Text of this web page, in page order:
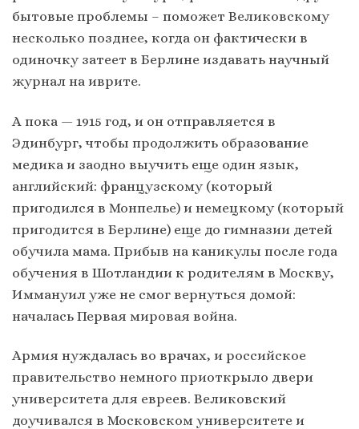
бытовые проблемы – поможет Великовскому
несколько позднее, когда он фактически в
одиночку затеет в Берлине издавать научный
журнал на иврите.
А пока — 1915 год, и он отправляется в
Эдинбург, чтобы продолжить образование
медика и заодно выучить еще один язык,
английский: французскому (который
пригодился в Монпелье) и немецкому (который
пригодится в Берлине) еще до гимназии детей
обучила мама. Прибыв на каникулы после года
обучения в Шотландии к родителям в Москву,
Иммануил уже не смог вернуться домой:
началась Первая мировая война.
Армия нуждалась во врачах, и российское
правительство немного приоткрыло двери
университета для евреев. Великовский
доучивался в Московском университете и